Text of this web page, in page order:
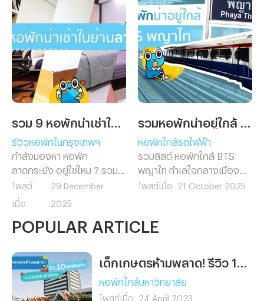
รีวิวหอพักในกรุงเทพฯ
กำลังมองหา หอพัก
ลาดกระบัง อยู่ใช่ไหม ? รวม 9
หอพักน่าเช่าใกล้แหล่งเรียน
และที่ทำงาน เดินทางสะดวก
สุวรรณภูมิ พร้อมสิ่งอำนวย
สำหรับคุณได้ที่นี่
โพสต์
เมื่อ
29 December
2025
หอพักใกล้รถไฟฟ้า
รวมลิสต์ หอพักใกล้ BTS
พญาไท ทำเลใจกลางเมือง
เดินทางสะดวก ใกล้ทั้ง
ทำงานและนักศึกษาที่อยากพัก
โพสต์เมื่อ 21 October 2025
POPULAR ARTICLE
หอพักใกล้มหาวิทยาลัย
โพสต์เมื่อ 24 April 2023